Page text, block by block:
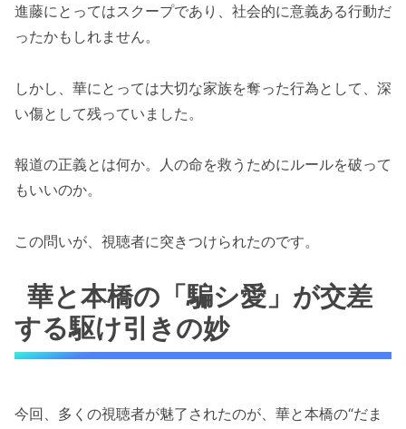
進藤にとってはスクープであり、社会的に意義ある行動だ
ったかもしれません。
しかし、華にとっては大切な家族を奪った行為として、深
い傷として残っていました。
報道の正義とは何か。人の命を救うためにルールを破って
もいいのか。
この問いが、視聴者に突きつけられたのです。
華と本橋の「騙シ愛」が交差
する駆け引きの妙
今回、多くの視聴者が魅了されたのが、華と本橋の“だま